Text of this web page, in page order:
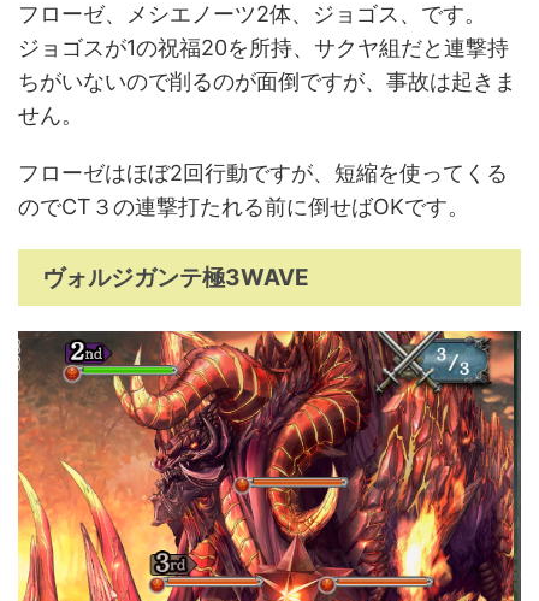
フローゼ、メシエノーツ2体、ジョゴス、です。
ジョゴスが1の祝福20を所持、サクヤ組だと連撃持
ちがいないので削るのが面倒ですが、事故は起きま
せん。
フローゼはほぼ2回行動ですが、短縮を使ってくる
のでCT３の連撃打たれる前に倒せばOKです。
ヴォルジガンテ極3WAVE